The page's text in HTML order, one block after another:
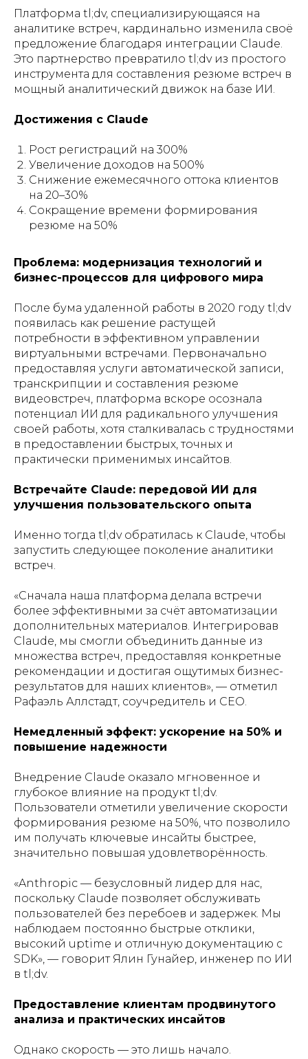
Платформа tl;dv, специализирующаяся на
аналитике встреч, кардинально изменила своё
предложение благодаря интеграции Claude.
Это партнерство превратило tl;dv из простого
инструмента для составления резюме встреч в
мощный аналитический движок на базе ИИ.
Достижения с Claude
Рост регистраций на 300%
Увеличение доходов на 500%
Снижение ежемесячного оттока клиентов
на 20–30%
Сокращение времени формирования
резюме на 50%
Проблема: модернизация технологий и
бизнес-процессов для цифрового мира
После бума удаленной работы в 2020 году tl;dv
появилась как решение растущей
потребности в эффективном управлении
виртуальными встречами. Первоначально
предоставляя услуги автоматической записи,
транскрипции и составления резюме
видеовстреч, платформа вскоре осознала
потенциал ИИ для радикального улучшения
своей работы, хотя сталкивалась с трудностями
в предоставлении быстрых, точных и
практически применимых инсайтов.
Встречайте Claude: передовой ИИ для
улучшения пользовательского опыта
Именно тогда tl;dv обратилась к Claude, чтобы
запустить следующее поколение аналитики
встреч.
«Сначала наша платформа делала встречи
более эффективными за счёт автоматизации
дополнительных материалов. Интегрировав
Claude, мы смогли объединить данные из
множества встреч, предоставляя конкретные
рекомендации и достигая ощутимых бизнес-
результатов для наших клиентов», — отметил
Рафаэль Аллстадт, соучредитель и CEO.
Немедленный эффект: ускорение на 50% и
повышение надежности
Внедрение Claude оказало мгновенное и
глубокое влияние на продукт tl;dv.
Пользователи отметили увеличение скорости
формирования резюме на 50%, что позволило
им получать ключевые инсайты быстрее,
значительно повышая удовлетворённость.
«Anthropic — безусловный лидер для нас,
поскольку Claude позволяет обслуживать
пользователей без перебоев и задержек. Мы
наблюдаем постоянно быстрые отклики,
высокий uptime и отличную документацию с
SDK», — говорит Ялин Гунайер, инженер по ИИ
в tl;dv.
Предоставление клиентам продвинутого
анализа и практических инсайтов
Однако скорость — это лишь начало.